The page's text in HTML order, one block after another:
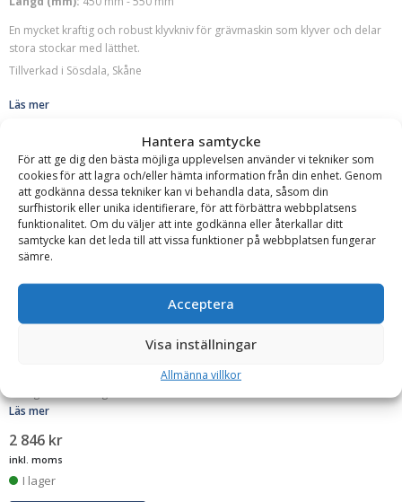
Hantera samtycke
För att ge dig den bästa möjliga upplevelsen använder vi tekniker som
cookies för att lagra och/eller hämta information från din enhet. Genom
att godkänna dessa tekniker kan vi behandla data, såsom din
surfhistorik eller unika identifierare, för att förbättra webbplatsens
funktionalitet. Om du väljer att inte godkänna eller återkallar ditt
samtycke kan det leda till att vissa funktioner på webbplatsen fungerar
sämre.
Acceptera
Visa inställningar
Allmänna villkor
En mycket kraftig och robust klyvkniv för grävmaskin som klyver och delar
stora stockar med lätthet.
Tillverkad i Sösdala, Skåne
Läs mer
Begär offert
Lunningsvinschpulka – modell mindre för att lunna en
stock eller mindre knippen, glasfiber, vikt 6,7 kg
260 mm Längd: 780 mm
Läs mer
2 846 kr
inkl. moms
I lager